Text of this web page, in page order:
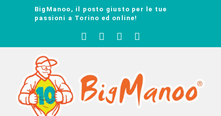
BigManoo, il posto giusto per le tue
passioni a Torino ed online!